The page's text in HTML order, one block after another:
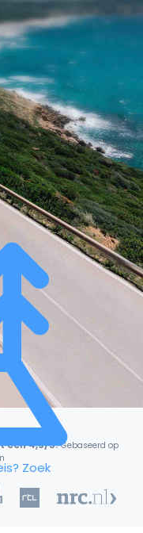
Zoek
een 4,9/5! Gebaseerd op